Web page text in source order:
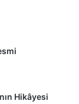
Hikâyesi